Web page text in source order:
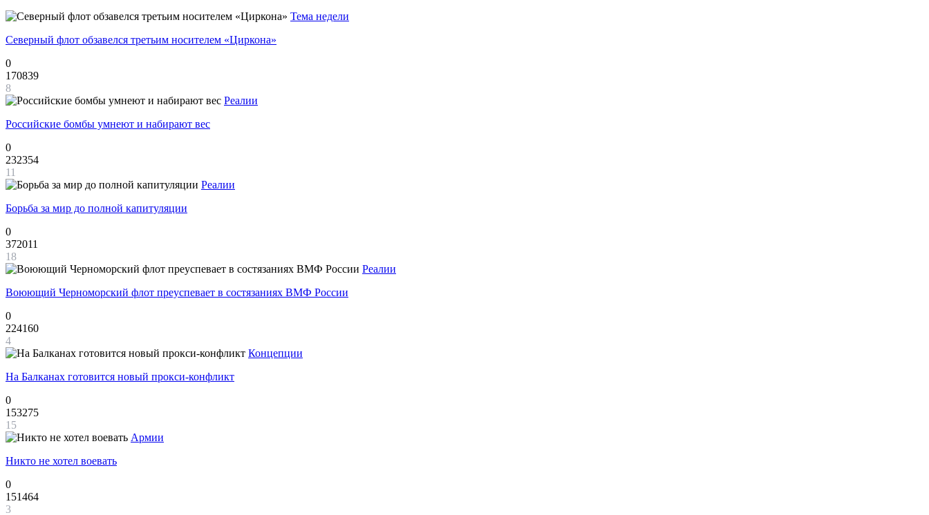
Тема недели
Северный флот обзавелся третьим носителем «Циркона»
0
170839
8
Реалии
Российские бомбы умнеют и набирают вес
0
232354
11
Реалии
Борьба за мир до полной капитуляции
0
372011
18
Реалии
Воюющий Черноморский флот преуспевает в состязаниях ВМФ России
0
224160
4
Концепции
На Балканах готовится новый прокси-конфликт
0
153275
15
Армии
Никто не хотел воевать
0
151464
3